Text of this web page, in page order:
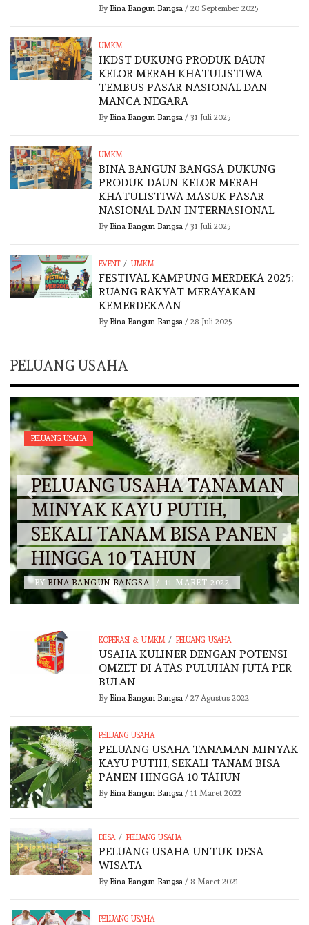
By Bina Bangun Bangsa/ 20 September 2025
UMKM
IKDST DUKUNG PRODUK DAUN
KELOR MERAH KHATULISTIWA
TEMBUS PASAR NASIONAL DAN
MANCA NEGARA
By Bina Bangun Bangsa/ 31 Juli 2025
UMKM
BINA BANGUN BANGSA DUKUNG
PRODUK DAUN KELOR MERAH
KHATULISTIWA MASUK PASAR
NASIONAL DAN INTERNASIONAL
By Bina Bangun Bangsa/ 31 Juli 2025
EVENT / UMKM
FESTIVAL KAMPUNG MERDEKA 2025:
RUANG RAKYAT MERAYAKAN
KEMERDEKAAN
By Bina Bangun Bangsa/ 28 Juli 2025
PELUANG USAHA
PELUANG USAHA
PELUANG USAHA TANAMAN
MINYAK KAYU PUTIH,
SEKALI TANAM BISA PANEN
HINGGA 10 TAHUN
BY BINA BANGUN BANGSA / 11 MARET 2022
KOPERASI & UMKM / PELUANG USAHA
USAHA KULINER DENGAN POTENSI
OMZET DI ATAS PULUHAN JUTA PER
BULAN
By Bina Bangun Bangsa/ 27 Agustus 2022
PELUANG USAHA
PELUANG USAHA TANAMAN MINYAK
KAYU PUTIH, SEKALI TANAM BISA
PANEN HINGGA 10 TAHUN
By Bina Bangun Bangsa/ 11 Maret 2022
DESA / PELUANG USAHA
PELUANG USAHA UNTUK DESA
WISATA
By Bina Bangun Bangsa/ 8 Maret 2021
PELUANG USAHA